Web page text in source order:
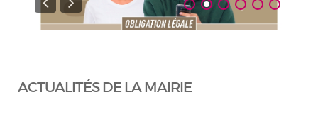
ACTUALITÉS DE LA MAIRIE